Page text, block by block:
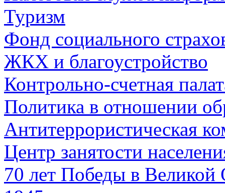
Туризм
Фонд социального
ЖКХ и благоустройство
Контрольно-счетная
Политика в отношении
Антитеррористическая
Центр занятости
70 лет Победы в Великой